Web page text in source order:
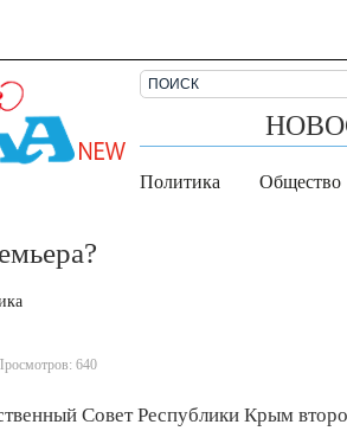
Политика Общество
640
Совет Республики Крым